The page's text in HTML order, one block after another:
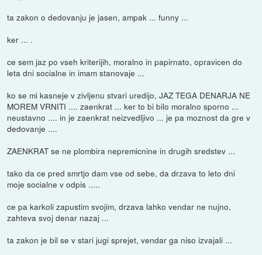
ta zakon o dedovanju je jasen, ampak ... funny ...
ker ... .
ce sem jaz po vseh kriterijih, moralno in papirnato, opravicen do
leta dni socialne in imam stanovaje ...
ko se mi kasneje v zivljenu stvari uredijo, JAZ TEGA DENARJA NE
MOREM VRNITI .... zaenkrat ... ker to bi bilo moralno sporno ...
neustavno .... in je zaenkrat neizvedljivo ... je pa moznost da gre v
dedovanje ....
ZAENKRAT se ne plombira nepremicnine in drugih sredstev ...
tako da ce pred smrtjo dam vse od sebe, da drzava to leto dni
moje socialne v odpis .....
ce pa karkoli zapustim svojim, drzava lahko vendar ne nujno,
zahteva svoj denar nazaj ...
ta zakon je bil se v stari jugi sprejet, vendar ga niso izvajali ...